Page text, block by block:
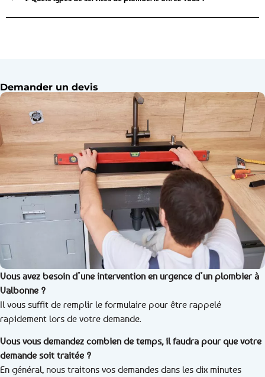
Demander un devis
Vous avez besoin d’une intervention en urgence d’un plombier à
Valbonne ?
Il vous suffit de remplir le formulaire pour être rappelé
rapidement lors de votre demande.
Vous vous demandez combien de temps, il faudra pour que votre
demande soit traitée ?
En général, nous traitons vos demandes dans les dix minutes